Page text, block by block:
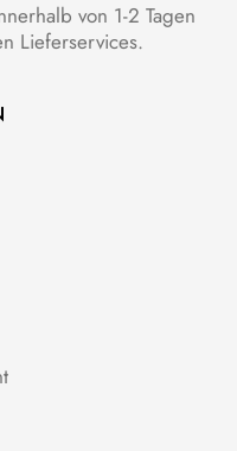
von 1-2 Tagen
Lieferservices.